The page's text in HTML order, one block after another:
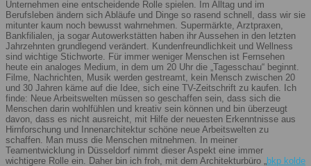
Unternehmen eine entscheidende Rolle spielen. Im Alltag und im
Berufsleben ändern sich Abläufe und Dinge so rasend schnell, dass wir sie
mitunter kaum noch bewusst wahrnehmen. Supermärkte, Arztpraxen,
Bankfilialen, ja sogar Autowerkstätten haben ihr Aussehen in den letzten
Jahrzehnten grundlegend verändert. Kundenfreundlichkeit und Wellness
sind wichtige Stichworte. Für immer weniger Menschen ist Fernsehen
heute ein analoges Medium, in dem um 20 Uhr die „Tagesschau“ beginnt.
Filme, Nachrichten, Musik werden gestreamt, kein Mensch zwischen 20
und 30 Jahren käme auf die Idee, sich eine TV-Zeitschrift zu kaufen. Ich
finde: Neue Arbeitswelten müssen so geschaffen sein, dass sich die
Menschen darin wohlfühlen und kreativ sein können und bin überzeugt
davon, dass es nicht ausreicht, mit Hilfe der neuesten Erkenntnisse aus
Hirnforschung und Innenarchitektur schöne neue Arbeitswelten zu
schaffen. Man muss die Menschen mitnehmen. In meiner
Teamentwicklung in Düsseldorf nimmt dieser Aspekt eine immer
wichtigere Rolle ein. Daher bin ich froh, mit dem Architekturbüro „bkp kolde